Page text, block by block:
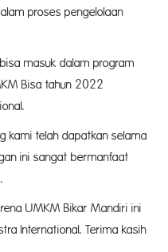
proses pengelolaan
masuk dalam program
Bisa tahun 2022
kami telah dapatkan selama
ini sangat bermanfaat
UMKM Bikar Mandiri ini
International. Terima kasih